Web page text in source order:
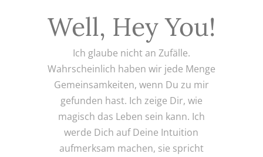
Well, Hey You!
Ich glaube nicht an Zufälle.
Wahrscheinlich haben wir jede Menge
Gemeinsamkeiten, wenn Du zu mir
gefunden hast. Ich zeige Dir, wie
magisch das Leben sein kann. Ich
werde Dich auf Deine Intuition
aufmerksam machen, sie spricht